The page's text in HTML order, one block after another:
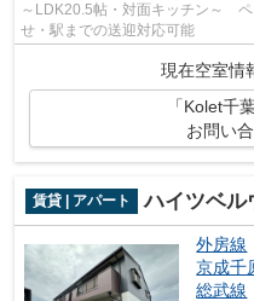
～LDK20.5帖・対面キッチン～
せ・駅までの送迎対応可能
現在空室情
「Kolet千
お問い
賃貸 | アパート ハイツベル
外房線
京成千
総武線